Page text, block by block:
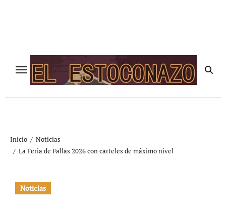
Inicio
Noticias
La Feria de Fallas 2026 con carteles de máximo nivel
Noticias